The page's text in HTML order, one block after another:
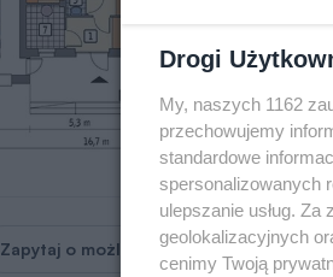
Zapytaj o możliwość zmian
Drogi
My, naszych 1162
przechowujemy
standardowe
spersonalizowanych
ulepszanie usług.
geolokalizacyjnych
cenimy Twoją